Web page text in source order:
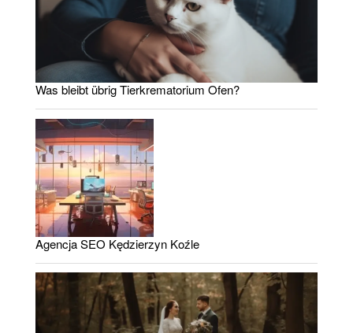
Was bleibt übrig Tierkrematorium Ofen?
Agencja SEO Kędzierzyn Koźle